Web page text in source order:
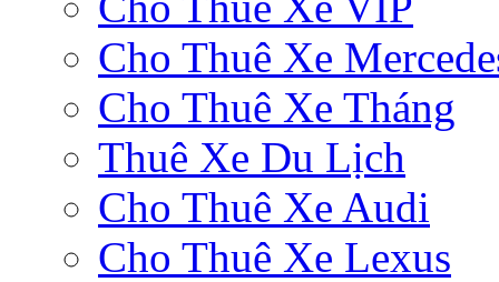
Cho Thuê Xe
Cho Thuê Xe Tháng
Thuê Xe Du Lịch
Cho Thuê Xe Audi
Cho Thuê Xe Lexus